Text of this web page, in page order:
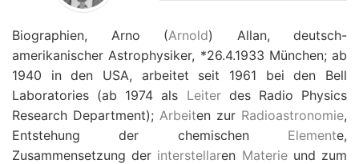
Biographien, Arno (Arnold) Allan, deutsch-
amerikanischer Astrophysiker, *26.4.1933 München; ab
1940 in den USA, arbeitet seit 1961 bei den Bell
Laboratories (ab 1974 als Leiterdes Radio Physics
Research Department); Arbeiten zur Radioastronomie,
Entstehung der chemischen Elemente,
Zusammensetzung der interstellaren Materieund zum